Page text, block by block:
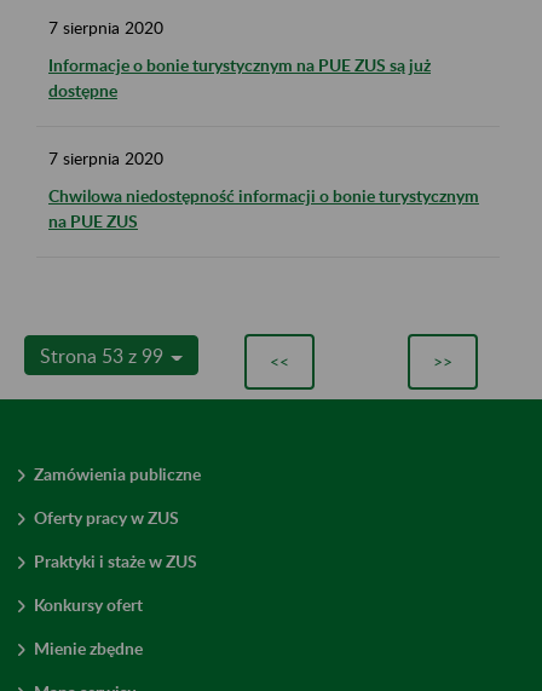
7 sierpnia 2020
Informacje o bonie turystycznym na PUE ZUS są już
dostępne
7 sierpnia 2020
Chwilowa niedostępność informacji o bonie turystycznym
na PUE ZUS
Strona 53 z 99 << >>
Zamówienia publiczne
Oferty pracy w ZUS
Praktyki i staże w ZUS
Konkursy ofert
Mienie zbędne